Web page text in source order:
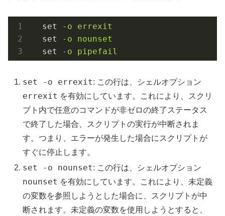
set
-o errexit
set
-o nounset
set
-o pipefail
set -o errexit: この行は、シェルオプション
errexit を有効にしています。これにより、スクリ
プト内で任意のコマンドが非ゼロの終了ステータス
で終了した場合、スクリプトの実行が中断されま
す。つまり、エラーが発生した場合にスクリプトが
すぐに停止します。
set -o nounset: この行は、シェルオプション
nounset を有効にしています。これにより、未定義
の変数を参照しようとした場合に、スクリプトが中
断されます。未定義の変数を使用しようとすると、